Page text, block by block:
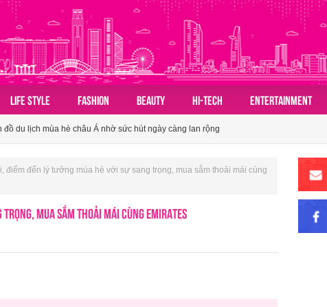
LIFE STYLE FASHION BEAUTY HI-TECH ENTERTAINMENT
đồ du lịch mùa hè châu Á nhờ sức hút ngày càng lan rộng
tấm vé mở lối du lịch Việt
tấm vé mở lối du lịch Việt
điểm đến lý tưởng mùa hè với sự sang trọng, mua sắm thoải mái cùng
trọng, mua sắm thoải mái cùng Emirates